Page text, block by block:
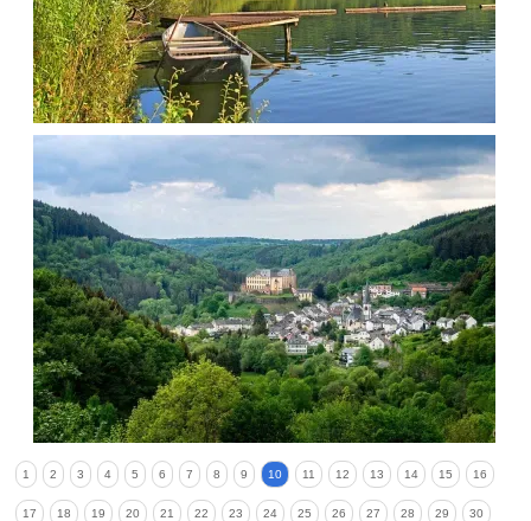
1 2 3 4 5 6 7 8 9 10 11 12 13 14 15 16
17 18 19 20 21 22 23 24 25 26 27 28 29 30